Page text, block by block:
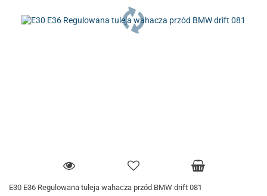
E30 E36 Regulowana tuleja wahacza przód BMW drift 081